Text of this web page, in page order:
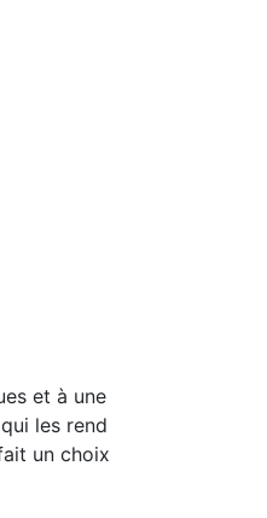
et à une
les rend
un choix